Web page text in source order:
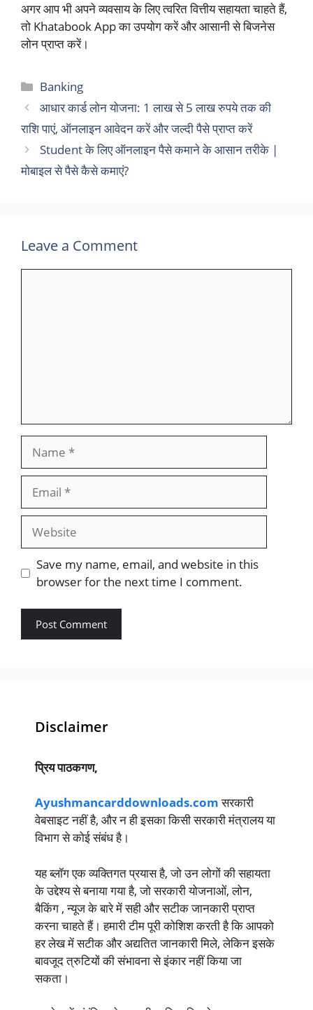
अगर आप भी अपने व्यवसाय के लिए त्वरित वित्तीय सहायता चाहते हैं,
तो Khatabook App का उपयोग करें और आसानी से बिजनेस
लोन प्राप्त करें।
Categories
Banking
आधार कार्ड लोन योजना: 1 लाख से 5 लाख रुपये तक की
राशि पाएं, ऑनलाइन आवेदन करें और जल्दी पैसे प्राप्त करें
Student के लिए ऑनलाइन पैसे कमाने के आसान तरीके |
मोबाइल से पैसे कैसे कमाएं?
Leave a Comment
Website
Save my name, email, and website in this
browser for the next time I comment.
Disclaimer
प्रिय पाठकगण,
Ayushmancarddownloads.comसरकारी
वेबसाइट नहीं है, और न ही इसका किसी सरकारी मंत्रालय या
विभाग से कोई संबंध है।
यह ब्लॉग एक व्यक्तिगत प्रयास है, जो उन लोगों की सहायता
के उद्देश्य से बनाया गया है, जो सरकारी योजनाओं, लोन,
बैकिंग , न्यूज के बारे में सही और सटीक जानकारी प्राप्त
करना चाहते हैं। हमारी टीम पूरी कोशिश करती है कि आपको
हर लेख में सटीक और अद्यतित जानकारी मिले, लेकिन इसके
बावजूद त्रुटियों की संभावना से इंकार नहीं किया जा
सकता।